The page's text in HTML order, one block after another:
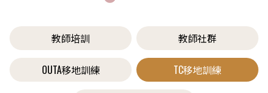
教師培訓 教師社群
OUTA移地訓練 TC移地訓練